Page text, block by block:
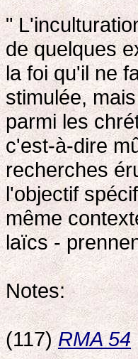
"
de quelques
la foi qu'il ne
stimulée,
parmi les
c'est-à-dire
recherches
l'objectif
même
laïcs -
Notes:
(117)RMA 54